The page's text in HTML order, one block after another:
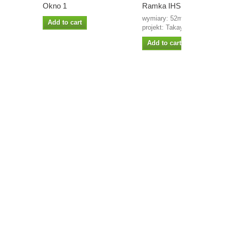
Okno 1
Add to cart
Ramka IHS 1
wymiary: 52mm x 70mm
projekt: Takaya beermata...
Add to cart